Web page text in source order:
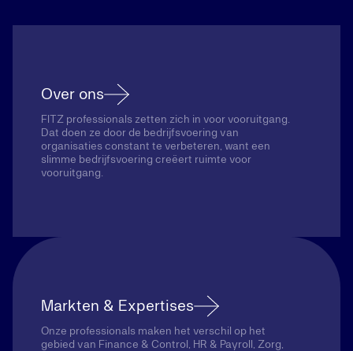
Over ons
FITZ professionals zetten zich in voor vooruitgang.
Dat doen ze door de bedrijfsvoering van
organisaties constant te verbeteren, want een
slimme bedrijfsvoering creëert ruimte voor
vooruitgang.
Markten & Expertises
Onze professionals maken het verschil op het
gebied van Finance & Control, HR & Payroll, Zorg,